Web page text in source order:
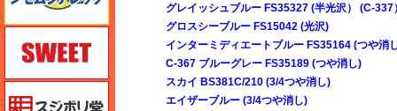
グレイッシュブルー FS35327 (半光沢） (C-337
グロスシーブルー FS15042 (光沢)
インターミディエートブルー FS35164 (つや消
C-367 ブルーグレー FS35189 (つや消し)
スカイ BS381C/210 (3/4つや消し)
エイザーブルー (3/4つや消し)
スイート（SWEET）